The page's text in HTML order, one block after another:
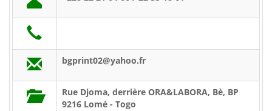
bgprint02@yahoo.fr
Rue Djoma, derrière ORA&LABORA, Bè, BP
9216 Lomé - Togo